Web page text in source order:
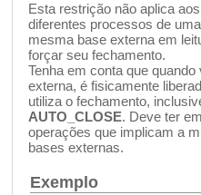
Esta restrição não aplica
diferentes processos de
mesma base externa em
forçar seu fechamento.
Tenha em conta que
externa, é fisicamente
utiliza o fechamento,
AUTO_CLOSE. Deve ter
operações que implicam a
bases externas.
Exemplo